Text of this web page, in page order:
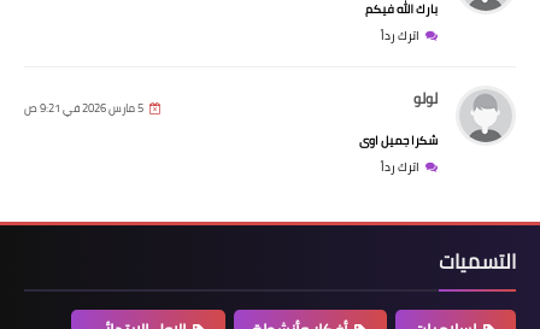
بارك الله فيكم
اترك رداً
لولو 5 مارس 2026 في 9:21 ص
شكرا جميل اوى
اترك رداً
التسميات